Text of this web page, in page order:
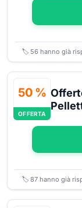
🏷️ 56 hanno già
50 %
OFFERTA
🏷️ 87 hanno già